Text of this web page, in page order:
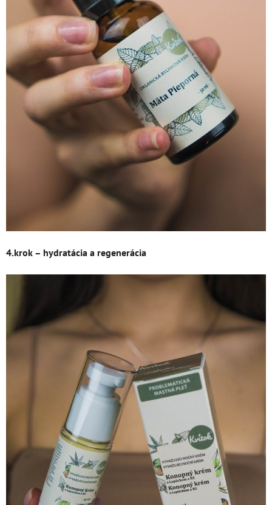
4.krok – hydratácia a regenerácia